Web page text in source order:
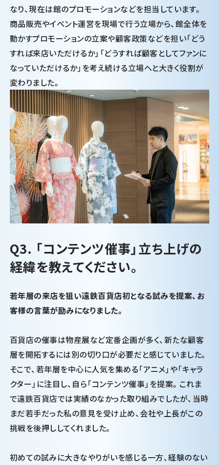
なり、現在は館のプロモーションなどを担当しています。
商品販売やイベント運営を現場で行う立場から、館全体を
動かすプロモーションの立案や顧客政策などを担い「どう
すれば来店いただけるか」「どうすれば顧客としてファンに
なっていただけるか」を考え続ける立場へと大きく役割が
変わりました。
Q3. 「コンテンツ催事」立ち上げの
経緯を教えてください。
若年層の来店を狙い遠鉄百貨店初となる試みを提案、お
客様の言葉が励みになりました。
百貨店の催事は物産展など定番企画が多く、新たな顧客
層を開拓するには別の切り口が必要だと感じていました。
そこで、若年層を中心に人気を集める「アニメ」や「キャラ
クター」に注目し、自ら「コンテンツ催事」を提案。これま
で遠鉄百貨店では実績のなかった取り組みでしたが、当時
まだ若手だった私の意見を受け止め、会社や上長がこの
挑戦を後押ししてくれました。
初めての試みに大きなやりがいを感じる一方、経験のない